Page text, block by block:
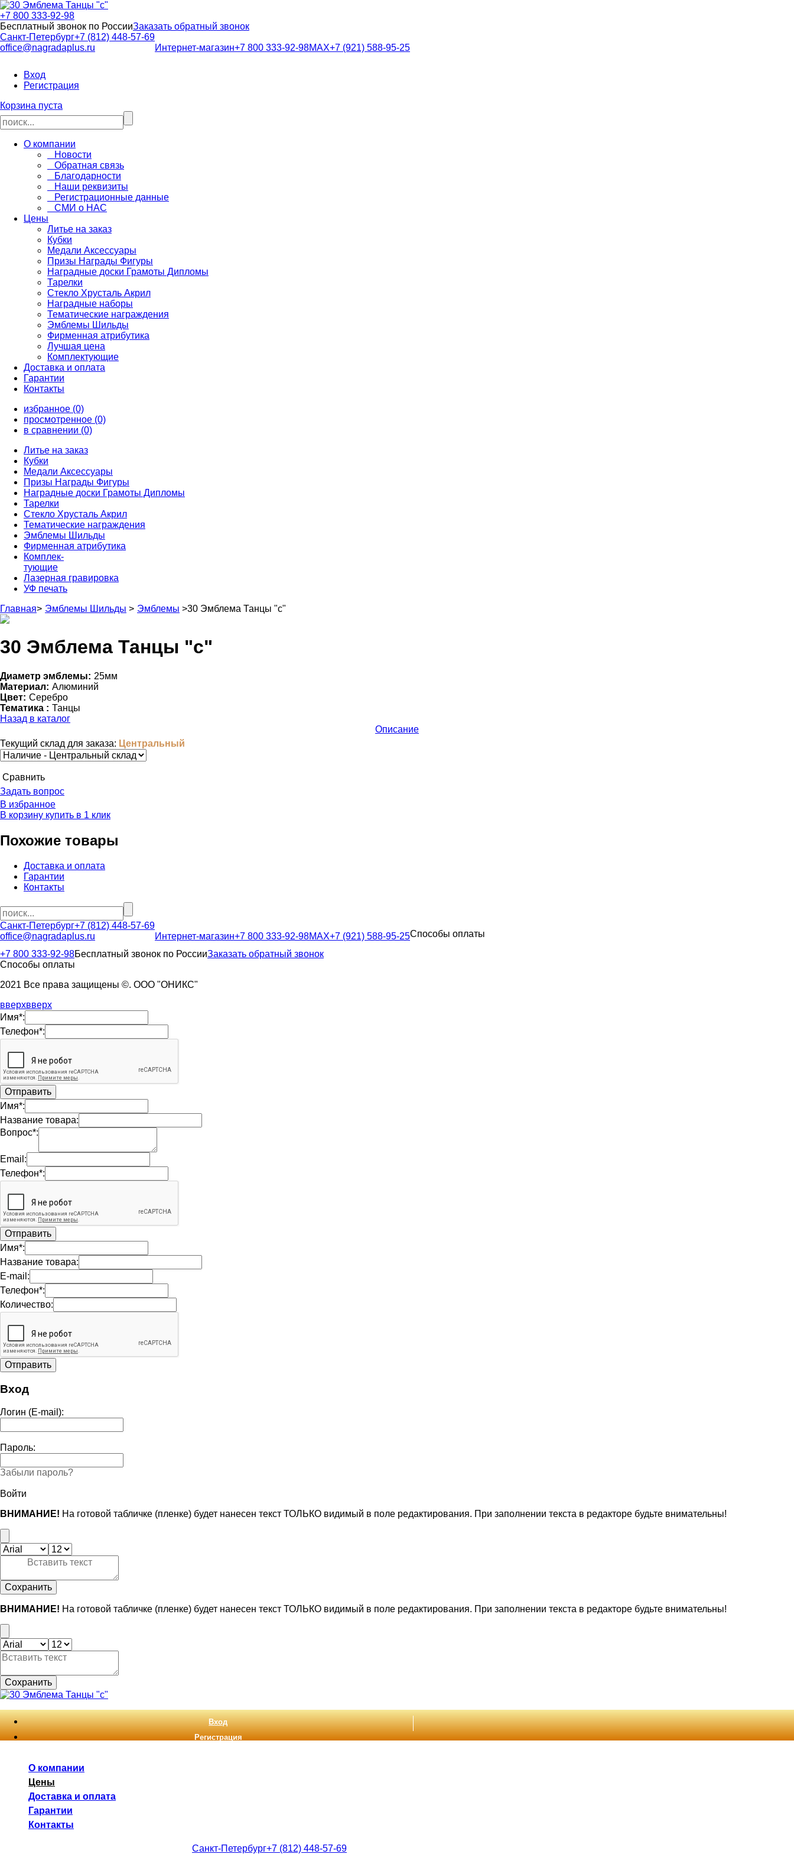
+7 800 333-92-98
Бесплатный звонок по РоссииЗаказать обратный звонок
Санкт-Петербург+7 (812) 448-57-69
office@nagradaplus.ru
Интернет-магазин+7 800 333-92-98MAX+7 (921) 588-95-25
Вход
Регистрация
Корзина пуста
О компании
Новости
Обратная связь
Благодарности
Наши реквизиты
Регистрационные данные
СМИ о НАС
Цены
Литье на заказ
Кубки
Медали Аксессуары
Призы Награды Фигуры
Наградные доски Грамоты Дипломы
Тарелки
Стекло Хрусталь Акрил
Наградные наборы
Тематические награждения
Эмблемы Шильды
Фирменная атрибутика
Лучшая цена
Комплектующие
Доставка и оплата
Гарантии
Контакты
избранное (0)
просмотренное (0)
в сравнении (0)
Литье на заказ
Кубки
Медали Аксессуары
Призы Награды Фигуры
Наградные доски Грамоты Дипломы
Тарелки
Стекло Хрусталь Акрил
Тематические награждения
Эмблемы Шильды
Фирменная атрибутика
Комплек-
тующие
Лазерная гравировка
УФ печать
Главная> Эмблемы Шильды > Эмблемы >30 Эмблема Танцы "с"
30 Эмблема Танцы "с"
Диаметр эмблемы: 25мм
Материал: Алюминий
Цвет: Серебро
Тематика : Танцы
Назад в каталог
Описание
Текущий склад для заказа: Центральный
Cравнить
Задать вопрос
В избранное
В корзину купить в 1 клик
Похожие товары
Доставка и оплата
Гарантии
Контакты
Санкт-Петербург+7 (812) 448-57-69
office@nagradaplus.ru
Интернет-магазин+7 800 333-92-98MAX+7 (921) 588-95-25Способы оплаты
+7 800 333-92-98Бесплатный звонок по РоссииЗаказать обратный звонок
Способы оплаты
2021 Все права защищены ©. ООО "ОНИКС"
вверхвверх
Имя*:
Телефон*:
Имя*:
Название товара:
Вопрос*:
Email:
Телефон*:
Имя*:
Название товара:
E-mail:
Телефон*:
Количество:
Вход
Логин (E-mail):
Пароль:
Забыли пароль?
Войти
ВНИМАНИЕ! На готовой табличке (пленке) будет нанесен текст ТОЛЬКО видимый в поле редактирования. При заполнении текста в редакторе будьте внимательны!
Сохранить
ВНИМАНИЕ! На готовой табличке (пленке) будет нанесен текст ТОЛЬКО видимый в поле редактирования. При заполнении текста в редакторе будьте внимательны!
Сохранить
Вход
Регистрация
О компании
Цены
Доставка и оплата
Гарантии
Контакты
Санкт-Петербург+7 (812) 448-57-69